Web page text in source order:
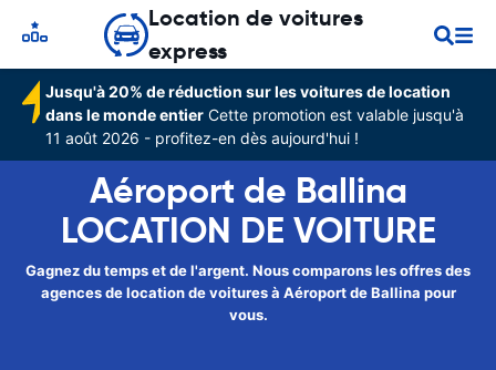
Location de voitures
express
Jusqu'à 20% de réduction sur les voitures de location
dans le monde entier Cette promotion est valable jusqu'à
11 août 2026 - profitez-en dès aujourd'hui !
Aéroport de Ballina
LOCATION DE VOITURE
Gagnez du temps et de l'argent. Nous comparons les offres des
agences de location de voitures à Aéroport de Ballina pour
vous.